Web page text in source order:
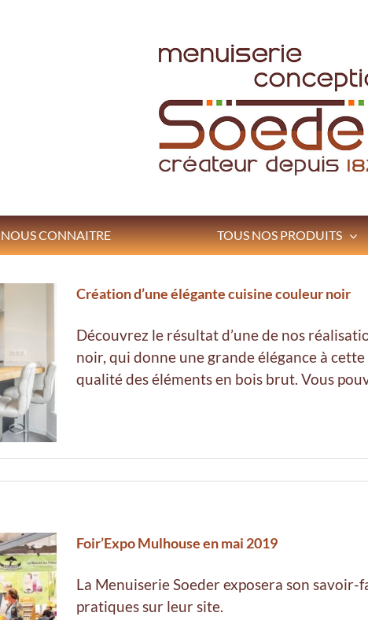
NOUS CONNAITRE TOUS NOS PRODUITS
Création d’une élégante cuisine couleur noir
Découvrez le résultat d’une de nos
noir, qui donne une grande élégance à
qualité des éléments en bois brut. Vous
Foir’Expo Mulhouse en mai 2019
La Menuiserie Soeder exposera son
pratiques sur leur site.